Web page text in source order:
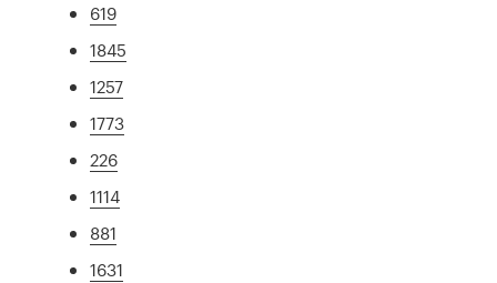
619
1845
1257
1773
226
1114
881
1631